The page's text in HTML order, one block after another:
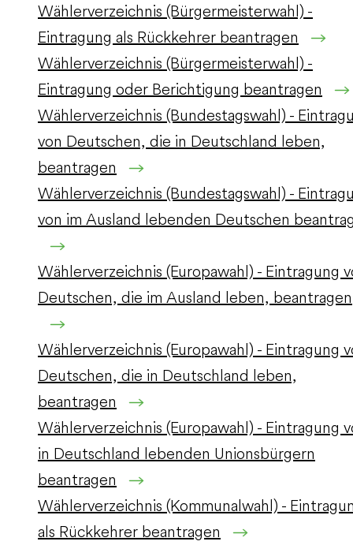
Wählerverzeichnis (Bürgermeisterwahl) -
Eintragung als Rückkehrer beantragen
Wählerverzeichnis (Bürgermeisterwahl) -
Eintragung oder Berichtigung beantragen
Wählerverzeichnis (Bundestagswahl) -
von Deutschen, die in Deutschland leben,
beantragen
Wählerverzeichnis (Bundestagswahl) -
von im Ausland lebenden Deutschen
Wählerverzeichnis (Europawahl) - Eintragung
Deutschen, die im Ausland leben, beantragen
Wählerverzeichnis (Europawahl) - Eintragung
Deutschen, die in Deutschland leben,
beantragen
Wählerverzeichnis (Europawahl) - Eintragung
in Deutschland lebenden Unionsbürgern
beantragen
Wählerverzeichnis (Kommunalwahl) -
als Rückkehrer beantragen